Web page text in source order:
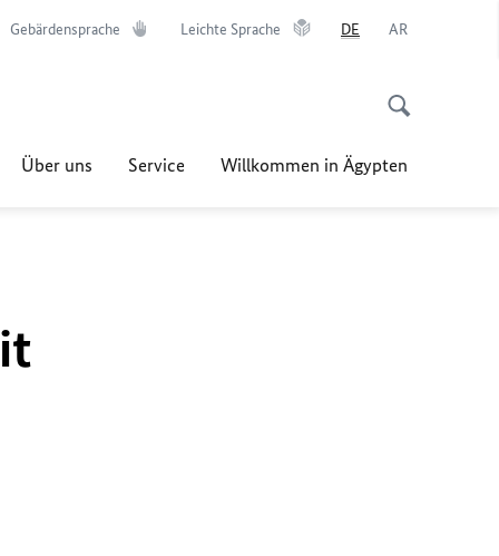
Gebärdensprache Leichte Sprache DE AR
Über uns Service Willkommen in Ägypten